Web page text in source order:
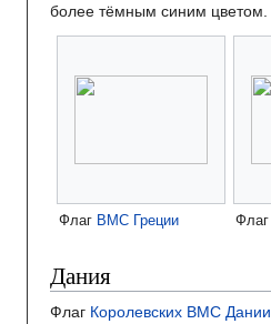
более тёмным синим цветом.
Флаг ВМС Греции Флаг
Дания
Флаг Королевских ВМС Дании